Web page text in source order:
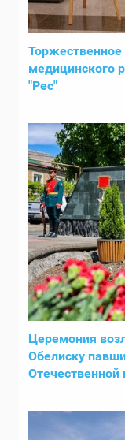
медицинского
"Рес"
Церемония
Обелиску